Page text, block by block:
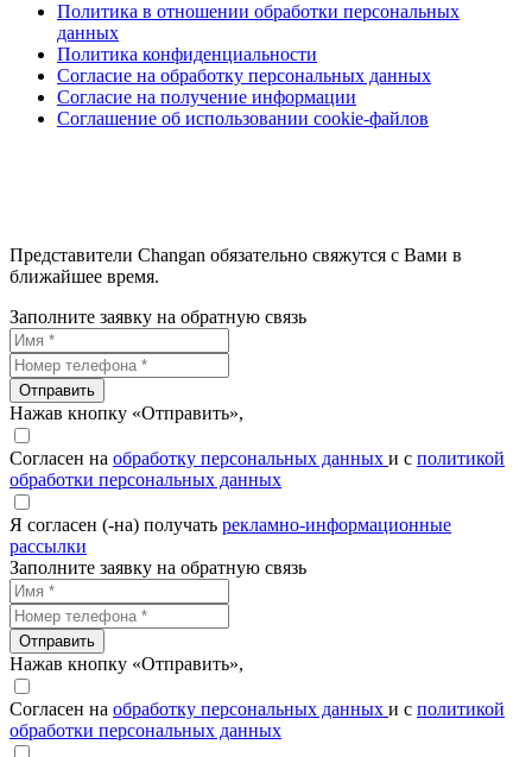
Политика в отношении обработки персональных
данных
Политика конфиденциальности
Согласие на обработку персональных данных
Согласие на получение информации
Соглашение об использовании cookie-файлов
Представители Changan обязательно свяжутся с Вами в
ближайшее время.
Заполните заявку на обратную связь
Отправить
Нажав кнопку «Отправить»,
Согласен на обработку персональных данных и с политикой
обработки персональных данных
Я согласен (-на) получать рекламно-информационные
рассылки
Заполните заявку на обратную связь
Отправить
Нажав кнопку «Отправить»,
Согласен на обработку персональных данных и с политикой
обработки персональных данных